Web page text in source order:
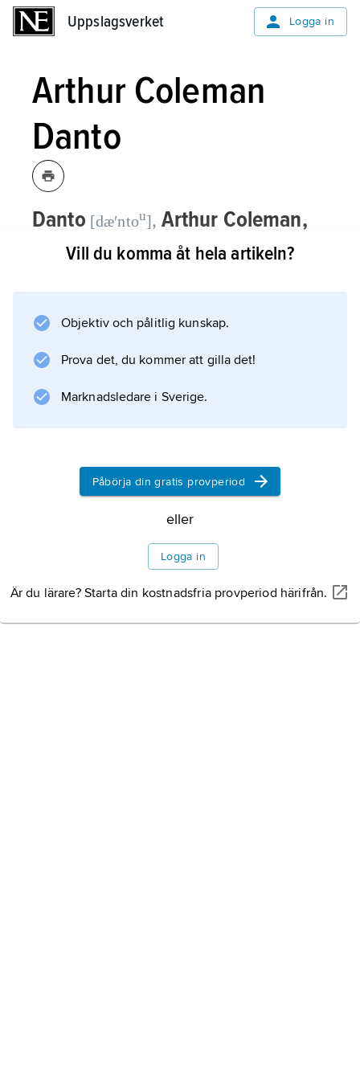
Uppslagsverket Logga in
Arthur Coleman
Danto
Danto [dæʹntou], Arthur Coleman,
1924–2013, amerikansk filosof,
Danto skrev en rad filosofiska arbeten om
historieskrivning, kunskap och handlingar:
Analytical Philosophy of History
(1965),
Information om artikeln
Vill du komma åt hela artikeln?
Objektiv och pålitlig kunskap.
Prova det, du kommer att gilla det!
Marknadsledare i Sverige.
Påbörja din gratis provperiod
eller
Logga in
Är du lärare? Starta din kostnadsfria provperiod härifrån.